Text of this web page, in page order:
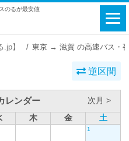
のるが最安値
】 東京 → 滋賀 の高速バス・
逆区間
レンダー
次月 >
木 金 土
1